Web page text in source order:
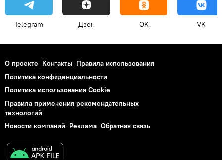
Telegram Дзен OK VK
О проекте Контакты Правила использования
Политика конфиденциальности
Политика использования Cookie
Правила применения рекомендательных
технологий
Новости компаний Реклама Обратная связь